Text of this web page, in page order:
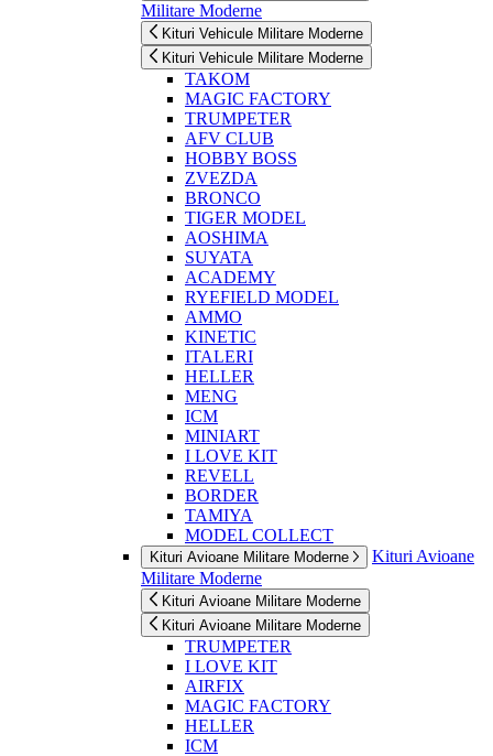
Militare Moderne
Kituri Vehicule Militare Moderne
Kituri Vehicule Militare Moderne
TAKOM
MAGIC FACTORY
TRUMPETER
AFV CLUB
HOBBY BOSS
ZVEZDA
BRONCO
TIGER MODEL
AOSHIMA
SUYATA
ACADEMY
RYEFIELD MODEL
AMMO
KINETIC
ITALERI
HELLER
MENG
ICM
MINIART
I LOVE KIT
REVELL
BORDER
TAMIYA
MODEL COLLECT
Kituri Avioane Militare Moderne
Kituri Avioane
Militare Moderne
Kituri Avioane Militare Moderne
Kituri Avioane Militare Moderne
TRUMPETER
I LOVE KIT
AIRFIX
MAGIC FACTORY
HELLER
ICM